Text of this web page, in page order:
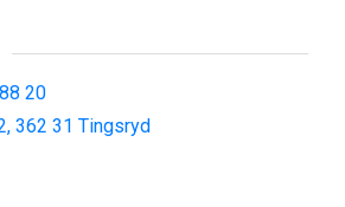
20
362 31 Tingsryd